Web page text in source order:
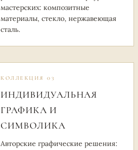
мастерских: композитные
материалы, стекло, нержавеющая
сталь.
КОЛЛЕКЦИЯ 03
ИНДИВИДУАЛЬНАЯ
ГРАФИКА И
СИМВОЛИКА
Авторские графические решения: